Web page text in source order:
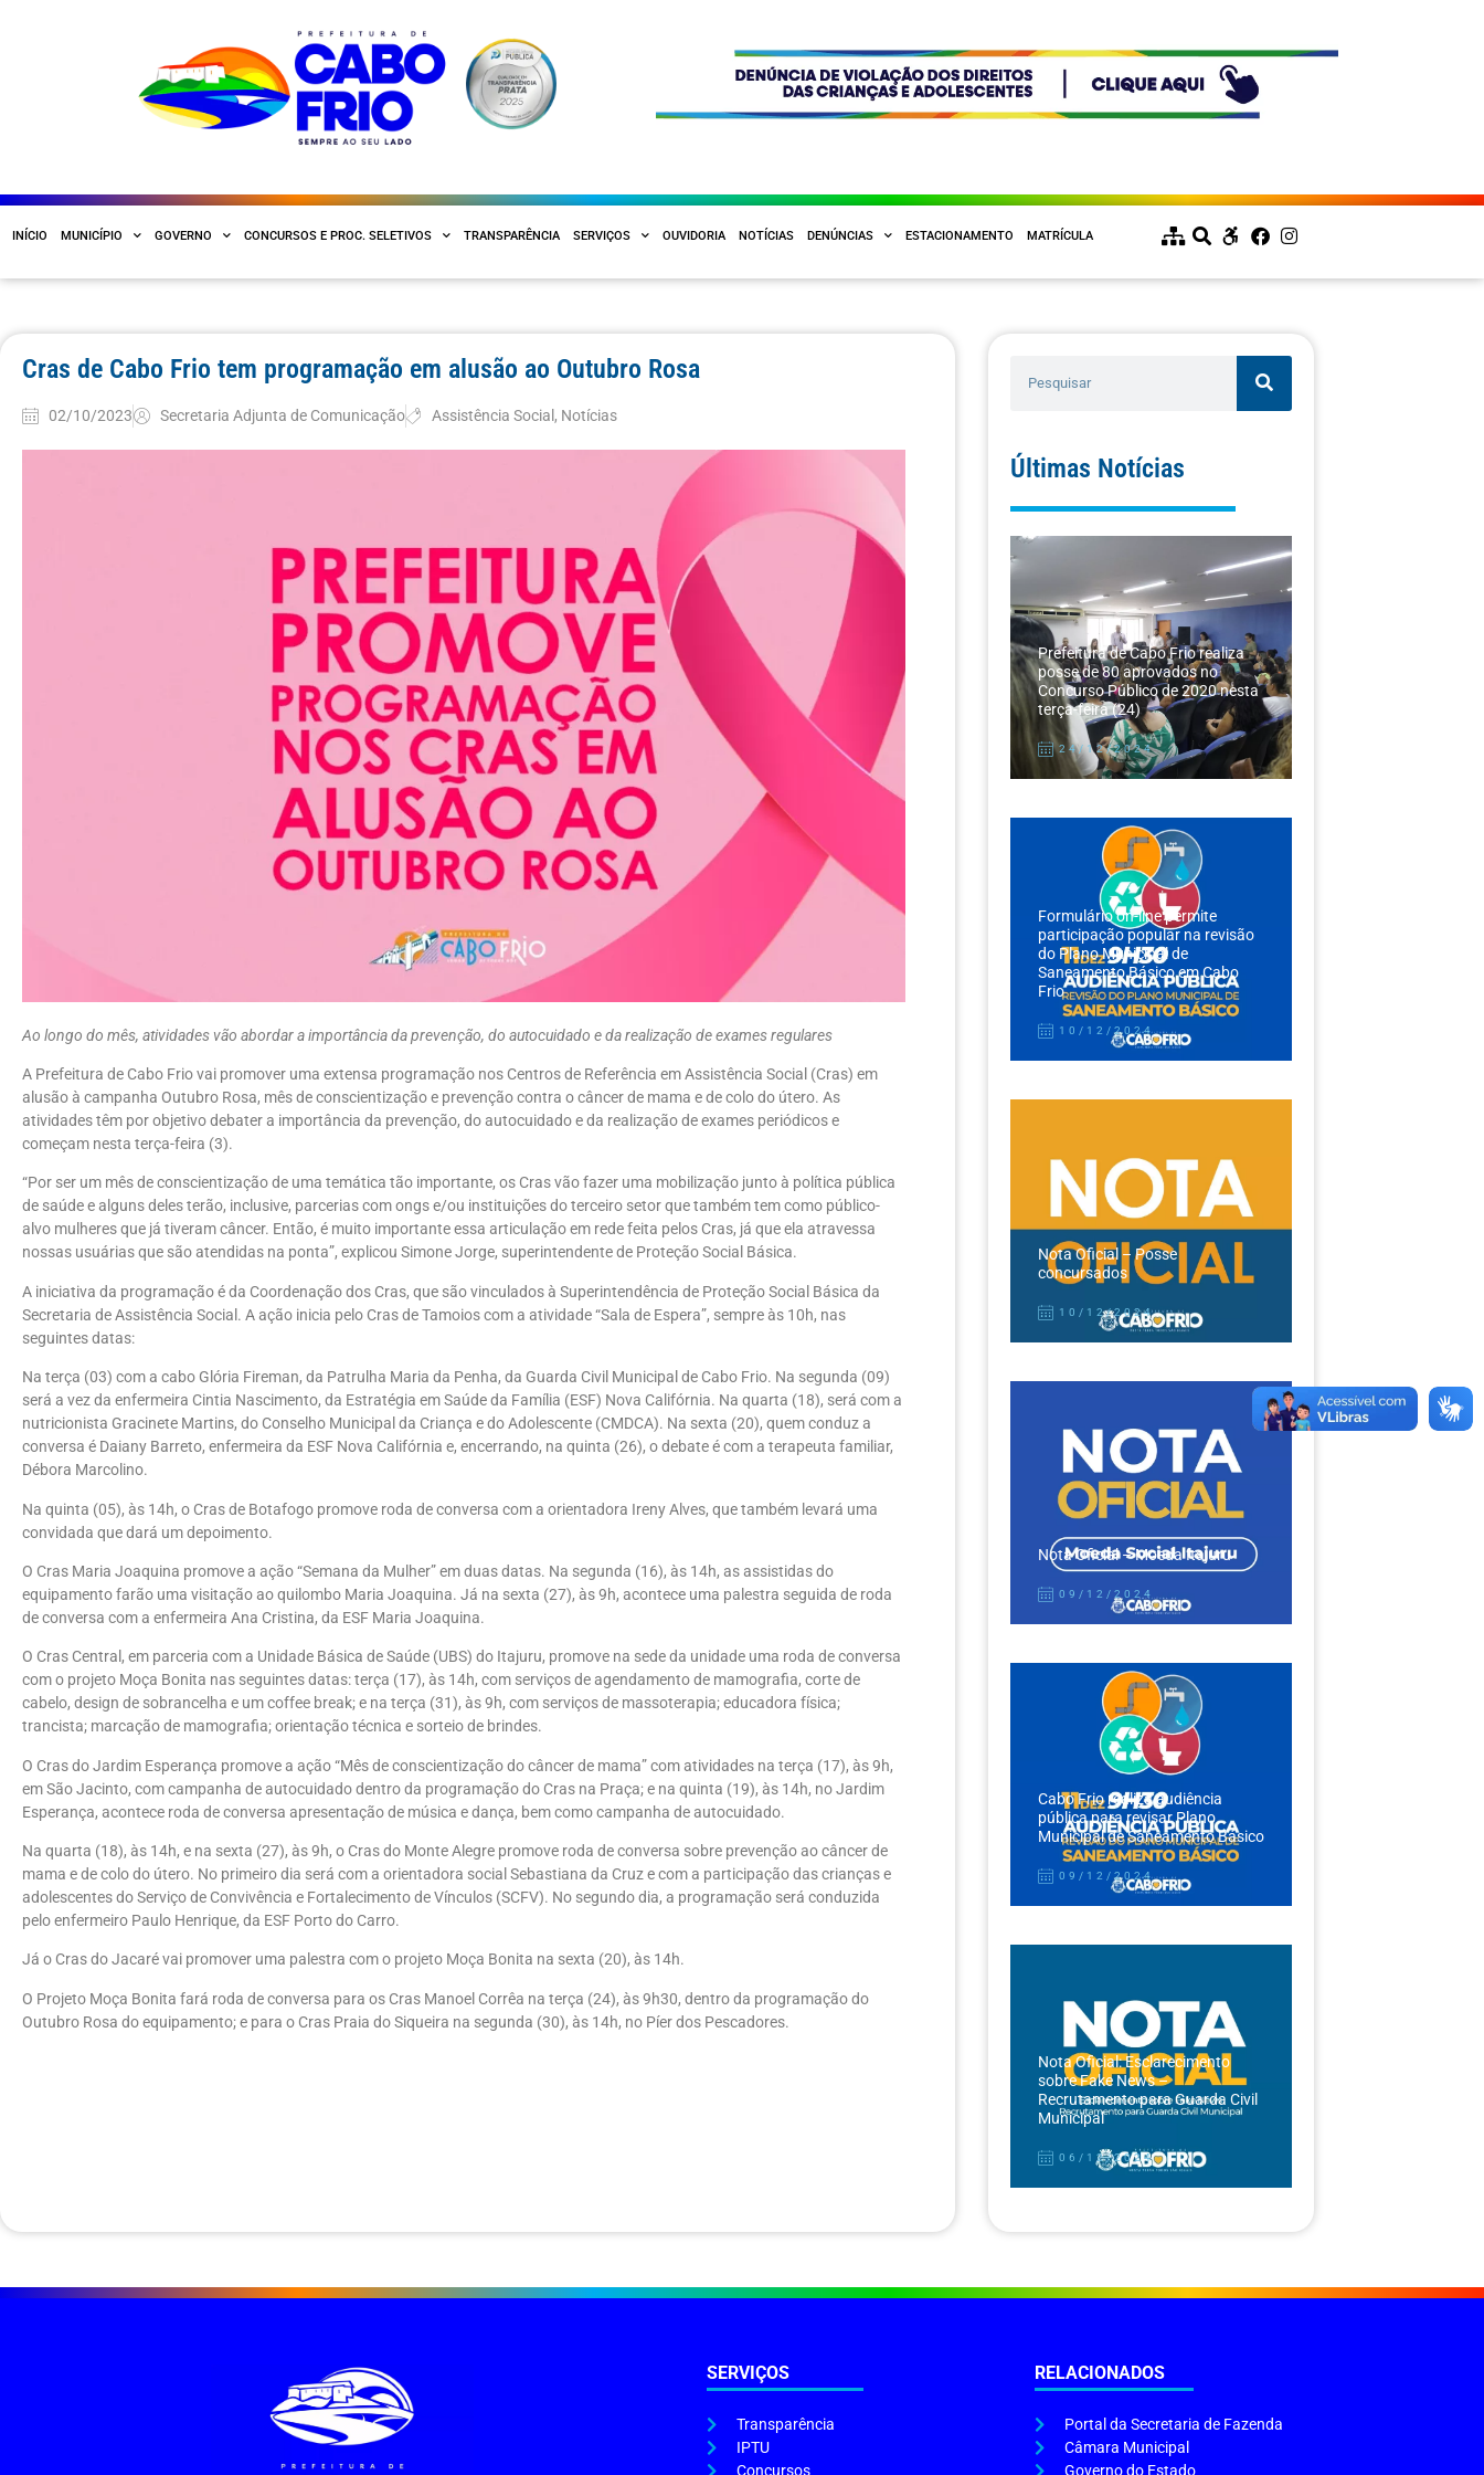
INÍCIO MUNICÍPIO GOVERNO CONCURSOS E PROC. SELETIVOS TRANSPARÊNCIA SERVIÇOS OUVIDORIA NOTÍCIAS DENÚNCIAS ESTACIONAMENTO MATRÍCULA
Cras de Cabo Frio tem programação em alusão ao Outubro Rosa
02/10/2023 Secretaria Adjunta de Comunicação Assistência Social , Notícias
Ao longo do mês, atividades vão abordar a importância da prevenção, do autocuidado e da realização de exames regulares
A Prefeitura de Cabo Frio vai promover uma extensa programação nos Centros de Referência em Assistência Social (Cras) em
alusão à campanha Outubro Rosa, mês de conscientização e prevenção contra o câncer de mama e de colo do útero. As
atividades têm por objetivo debater a importância da prevenção, do autocuidado e da realização de exames periódicos e
começam nesta terça-feira (3).
“Por ser um mês de conscientização de uma temática tão importante, os Cras vão fazer uma mobilização junto à política pública
de saúde e alguns deles terão, inclusive, parcerias com ongs e/ou instituições do terceiro setor que também tem como público-
alvo mulheres que já tiveram câncer. Então, é muito importante essa articulação em rede feita pelos Cras, já que ela atravessa
nossas usuárias que são atendidas na ponta”, explicou Simone Jorge, superintendente de Proteção Social Básica.
A iniciativa da programação é da Coordenação dos Cras, que são vinculados à Superintendência de Proteção Social Básica da
Secretaria de Assistência Social.‌ A ação inicia pelo Cras de Tamoios com a atividade “Sala de Espera”, sempre às 10h, nas
seguintes datas:
Na terça (03) com a cabo Glória Fireman, da Patrulha Maria da Penha, da Guarda Civil Municipal de Cabo Frio. Na segunda (09)
será a vez da enfermeira Cintia Nascimento, da Estratégia em Saúde da Família (ESF) Nova Califórnia. Na quarta (18), será com a
nutricionista Gracinete Martins, do Conselho Municipal da Criança e do Adolescente (CMDCA). Na sexta (20), quem conduz a
conversa é Daiany Barreto, enfermeira da ESF Nova Califórnia e, encerrando, na quinta (26), o debate é com a terapeuta familiar,
Débora Marcolino.
Na quinta (05), às 14h, o Cras de Botafogo promove roda de conversa com a orientadora Ireny Alves, que também levará uma
convidada que dará um depoimento.
O Cras Maria Joaquina promove a ação “Semana da Mulher” em duas datas. Na segunda (16), às 14h, as assistidas do
equipamento farão uma visitação ao quilombo Maria Joaquina. Já na sexta (27), às 9h, acontece uma palestra seguida de roda
de conversa com a enfermeira Ana Cristina, da ESF Maria Joaquina.
O Cras Central, em parceria com a Unidade Básica de Saúde (UBS) do Itajuru, promove na sede da unidade uma roda de conversa
com o projeto Moça Bonita nas seguintes datas: terça (17), às 14h, com serviços de agendamento de mamografia, corte de
cabelo, design de sobrancelha e um coffee break; e na terça (31), às 9h, com serviços de massoterapia; educadora física;
trancista; marcação de mamografia; orientação técnica e sorteio de brindes.
O Cras do Jardim Esperança promove a ação “Mês de conscientização do câncer de mama” com atividades na terça (17), às 9h,
em São Jacinto, com campanha de autocuidado dentro da programação do Cras na Praça; e na quinta (19), às 14h, no Jardim
Esperança, acontece roda de conversa apresentação de música e dança, bem como campanha de autocuidado.
Na quarta (18), às 14h, e na sexta (27), às 9h, o Cras do Monte Alegre promove roda de conversa sobre prevenção ao câncer de
mama e de colo do útero. No primeiro dia será com a orientadora social Sebastiana da Cruz e com a participação das crianças e
adolescentes do Serviço de Convivência e Fortalecimento de Vínculos (SCFV). No segundo dia, a programação será conduzida
pelo enfermeiro Paulo Henrique, da ESF Porto do Carro.
Já o Cras do Jacaré vai promover uma palestra com o projeto Moça Bonita na sexta (20), às 14h.
O Projeto Moça Bonita fará roda de conversa para os Cras Manoel Corrêa na terça (24), às 9h30, dentro da programação do
Outubro Rosa do equipamento; e para o Cras Praia do Siqueira na segunda (30), às 14h, no Píer dos Pescadores.
Últimas Notícias
Prefeitura de Cabo Frio realiza
posse de 80 aprovados no
Concurso Público de 2020 nesta
terça-feira (24)
24/12/2024
Formulário on-line permite
participação popular na revisão
do Plano Municipal de
Saneamento Básico em Cabo
Frio
10/12/2024
Nota Oficial – Posse
concursados
10/12/2024
Nota Oficial – Moeda Itajuru
09/12/2024
Cabo Frio realiza audiência
pública para revisar Plano
Municipal de Saneamento Básico
09/12/2024
Nota Oficial: Esclarecimento
sobre Fake News –
Recrutamento para Guarda Civil
Municipal
06/12/2024
SERVIÇOS
Transparência
IPTU
Concursos
RELACIONADOS
Portal da Secretaria de Fazenda
Câmara Municipal
Governo do Estado